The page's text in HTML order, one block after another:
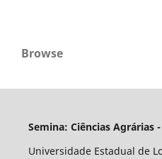
Browse
Semina: Ciências Agrárias -
Universidade Estadual de